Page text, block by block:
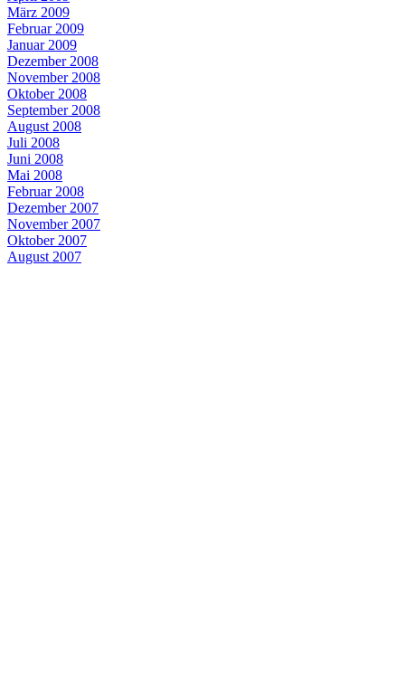
März 2009
Februar 2009
Januar 2009
Dezember 2008
November 2008
Oktober 2008
September 2008
August 2008
Juli 2008
Juni 2008
Mai 2008
Februar 2008
Dezember 2007
November 2007
Oktober 2007
August 2007